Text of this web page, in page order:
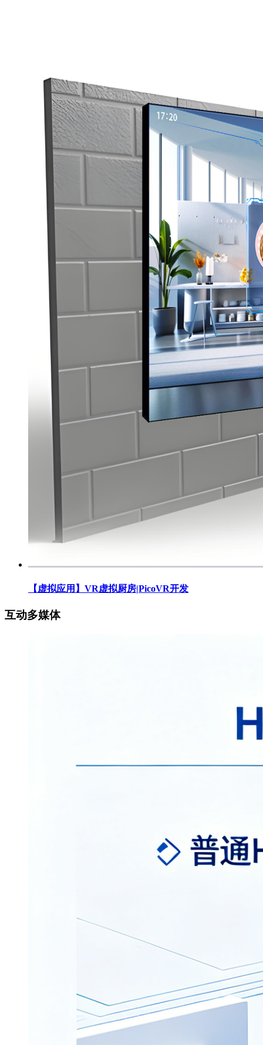
【虚拟应用】VR虚拟厨房|PicoVR开发
互动多媒体